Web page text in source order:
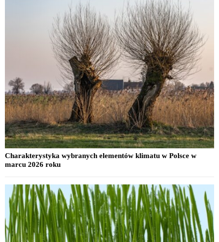
Charakterystyka wybranych elementów klimatu w Polsce w
marcu 2026 roku